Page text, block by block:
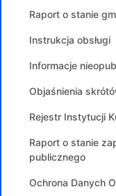
Raport o stanie
Instrukcja obsługi
Informacje
Objaśnienia
Rejestr Instytucji
Raport o stanie
publicznego
Ochrona Danych